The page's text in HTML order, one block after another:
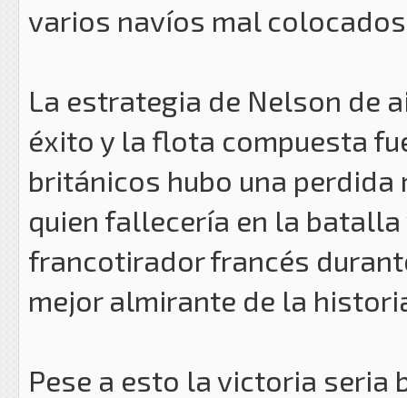
varios navíos mal
La estrategia de Nelson de
éxito y la flota compuesta
británicos hubo una
quien fallecería en la
francotirador francés
mejor almirante de la
Pese a esto la victoria seria